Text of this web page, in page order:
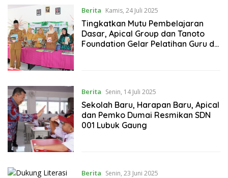
Berita Kamis, 24 Juli 2025
Tingkatkan Mutu Pembelajaran
Dasar, Apical Group dan Tanoto
Foundation Gelar Pelatihan Guru di
Berita Senin, 14 Juli 2025
Sekolah Baru, Harapan Baru, Apical
dan Pemko Dumai Resmikan SDN
001 Lubuk Gaung
Berita Senin, 23 Juni 2025